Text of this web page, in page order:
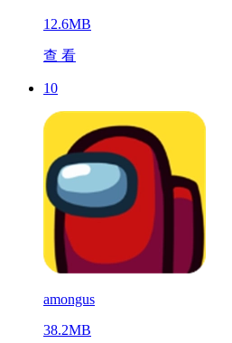
12.6MB
查 看
10
amongus
38.2MB